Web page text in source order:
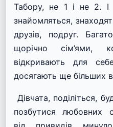
Табору, не 1 і не 2. І
знайомляться,
друзів, подруг.
щорічно сім’ями,
відкривають для
досягають ще більших
Дівчата, поділіться,
позбутися любовних